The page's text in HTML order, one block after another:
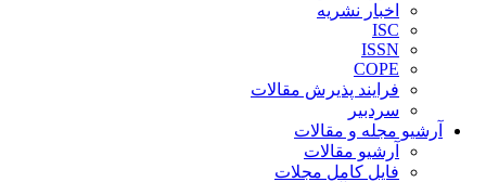
اخبار نشریه
ISC
ISSN
COPE
فرایند پذیرش مقالات
سردبیر
آرشیو مجله و مقالات
آرشیو مقالات
فایل کامل مجلات